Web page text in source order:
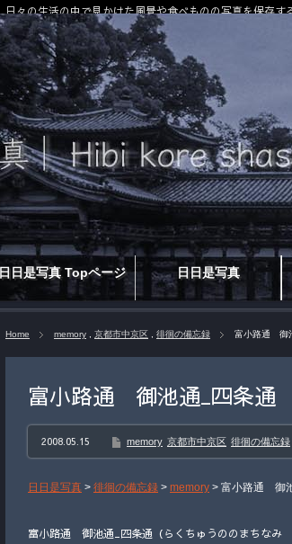
日日是写真 Topページ 日日是写真
日々の生活の中で見かけた風景や食べものの写真を保存す
Home memory 京都市中京区 徘徊の備忘録 富小路通 御
富小路通 御池通_四条通
2008.05.15 memory 京都市中京区 徘徊の備忘録
日日是写真 > 徘徊の備忘録 > memory > 富小路通 御
富小路通 御池通_四条通（らくちゅうののまちな